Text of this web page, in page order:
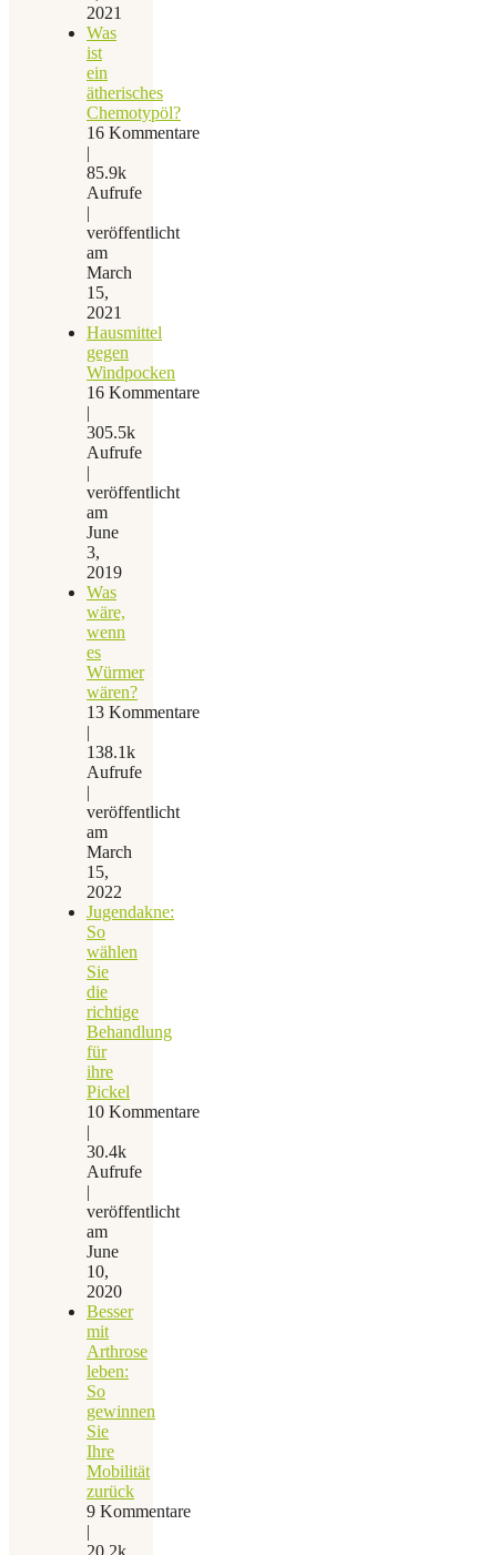
2021
Was
ist
ein
ätherisches
Chemotypöl?
16 Kommentare
|
85.9k
Aufrufe
|
veröffentlicht
am
March
15,
2021
Hausmittel
gegen
Windpocken
16 Kommentare
|
305.5k
Aufrufe
|
veröffentlicht
am
June
3,
2019
Was
wäre,
wenn
es
Würmer
wären?
13 Kommentare
|
138.1k
Aufrufe
|
veröffentlicht
am
March
15,
2022
Jugendakne:
So
wählen
Sie
die
richtige
Behandlung
für
ihre
Pickel
10 Kommentare
|
30.4k
Aufrufe
|
veröffentlicht
am
June
10,
2020
Besser
mit
Arthrose
leben:
So
gewinnen
Sie
Ihre
Mobilität
zurück
9 Kommentare
|